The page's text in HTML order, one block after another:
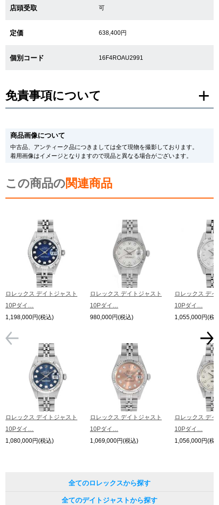
商品画像について
中古品、アンティーク品につきましては全て現物を撮影しております。
着用画像はイメージとなりますので現品と異なる場合がございます。
この商品の関連商品
ロレックス デイトジャスト
10Pダイ…
1,198,000円(税込)
ロレックス デイトジャスト
10Pダイ…
1,080,000円(税込)
ロレックス デイトジャスト
10Pダイ…
980,000円(税込)
ロレックス デイトジャスト
10Pダイ…
1,069,000円(税込)
ロレックス デイ
10Pダイ…
1,055,000円(税
ロレックス デイ
10Pダイ…
1,056,000円(税
全てのロレックスから探す
全てのデイトジャストから探す
店頭受取 可
定価 638,400円
個別コード 16F4ROAU2991
免責事項について
メーカー保護シールの有無に個体差がございますのでご了承下さいませ。
また、メーカーにてマイナーチェンジがなされる場合がございますが、在庫品
の仕様で販売させていただきますので予めご了承の程お願いいたします。
尚、中古品、アンティーク品につきましては現品を撮影しております。
ます。
の掲載を控えております。
※当店では店頭販売も行っております為、サイトでのご注文と店頭処理との時
間差で在庫切れになる場合がございます。
予めご了承くださいませ。
また、ご来店にてご購入を希望される場合にも、事前に在庫の確認をお電話か
メールにてお問い合わせいただけますようお願いいたします。
※アンティーク品やユーズド品の場合、外装および内部機械に代替部品を使用
している場合がございます。
※表示の定価は、入荷時の価格となっております。
現在の定価と異なる場合がございますのでご了承くださいませ。